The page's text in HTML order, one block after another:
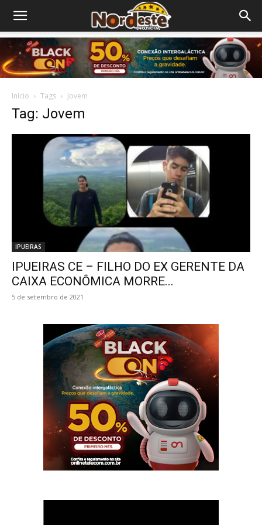
Início Tags Jovem
Tag: Jovem
IPUEIRAS
IPUEIRAS CE – FILHO DO EX GERENTE DA
CAIXA ECONÔMICA MORRE...
5 de setembro de 2021